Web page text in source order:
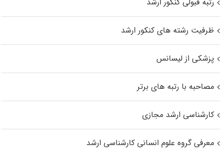
ظرفیت رشته های کنکور ارشد
پزشکی از لیسانس
مصاحبه با رتبه های برتر
کارشناسی ارشد مجازی
معرفی گروه علوم انسانی کارشناسی ارشد